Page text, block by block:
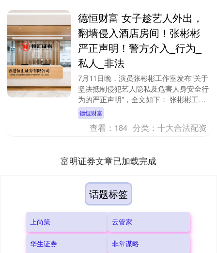
德恒财富 女子趁艺人外出，
翻墙侵入酒店房间！张彬彬
严正声明！警方介入_行为_
私人_非法
7月11日晚，演员张彬彬工作室发布“关于
坚决抵制侵犯艺人隐私及危害人身安全行
为的严正声明”，全文如下： 张彬彬工作
室现就近日发生的严重侵犯张彬彬个人隐
私及人身安....
德恒财富
查看： 184 分类：十大合法配资
富明证券文章已加载完成
话题标签
上尚策 云管家
华生证券 非常谋略